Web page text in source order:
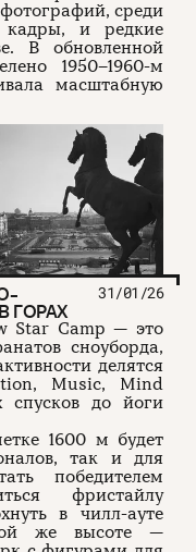
среди
кадры, и редкие
В обновленной
1950–1960-м
масштабную
ГОРАХ
31/01/26
Star Camp — это
сноуборда,
делятся
Music, Mind
спусков до йоги
1600 м будет
так и для
победителем
фристайлу
в чилл-ауте
же высоте —